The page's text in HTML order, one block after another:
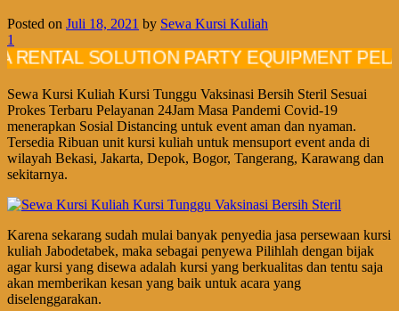
Posted on Juli 18, 2021 by Sewa Kursi Kuliah
1
SOLUTION PARTY EQUIPMENT
Sewa Kursi Kuliah Kursi Tunggu Vaksinasi Bersih Steril Sesuai
Prokes Terbaru Pelayanan 24Jam Masa Pandemi Covid-19
menerapkan Sosial Distancing untuk event aman dan nyaman.
Tersedia Ribuan unit kursi kuliah untuk mensuport event anda di
wilayah Bekasi, Jakarta, Depok, Bogor, Tangerang, Karawang dan
sekitarnya.
Karena sekarang sudah mulai banyak penyedia jasa persewaan kursi
kuliah Jabodetabek, maka sebagai penyewa Pilihlah dengan bijak
agar kursi yang disewa adalah kursi yang berkualitas dan tentu saja
akan memberikan kesan yang baik untuk acara yang
diselenggarakan.